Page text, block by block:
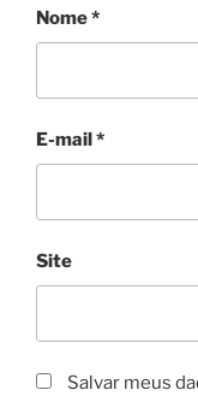
Nome*
E-mail*
Site
Salvar meus